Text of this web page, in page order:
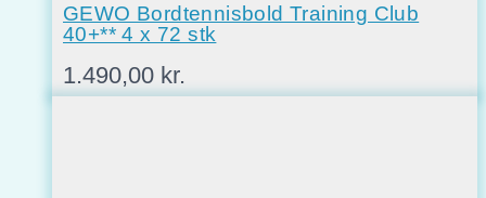
GEWO Bordtennisbold Training Club
40+** 4 x 72 stk
1.490,00 kr.